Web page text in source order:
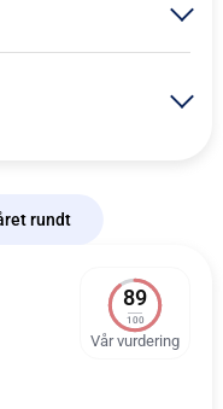
rundt
89
100
Vår vurdering